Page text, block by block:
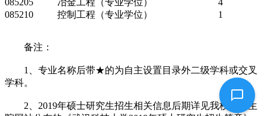
085210
控制工程（专业学位） 1
备注：
1、专业名称后带★的为自主设置目录外二级学科或交叉
学科。
2、2019年硕士研究生招生相关信息后期详见我校研究生